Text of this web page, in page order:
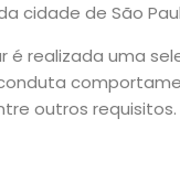
cidade de São
é realizada uma
outros requisitos.